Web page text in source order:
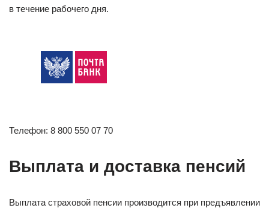
в течение рабочего дня.
Телефон: 8 800 550 07 70
Выплата и доставка пенсий
Выплата страховой пенсии производится при предъявлении